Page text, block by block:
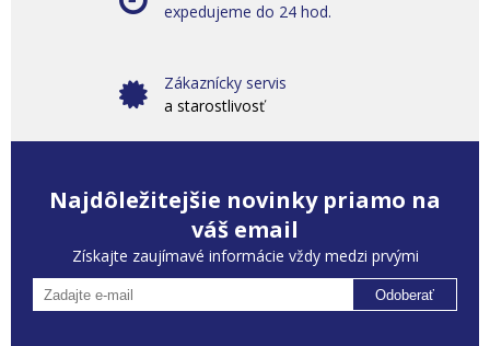
expedujeme do 24 hod.
Zákaznícky servis
a starostlivosť
Najdôležitejšie novinky priamo na
váš email
Získajte zaujímavé informácie vždy medzi prvými
Odoberať